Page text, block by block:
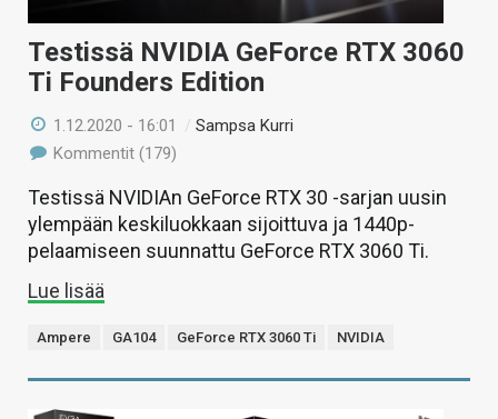
Testissä NVIDIA GeForce RTX 3060
Ti Founders Edition
1.12.2020 - 16:01 /Sampsa Kurri
Kommentit (179)
Testissä NVIDIAn GeForce RTX 30 -sarjan uusin
ylempään keskiluokkaan sijoittuva ja 1440p-
pelaamiseen suunnattu GeForce RTX 3060 Ti.
Lue lisää
Ampere GA104 GeForce RTX 3060 Ti NVIDIA